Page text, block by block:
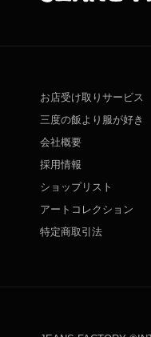
お店受け取りサービス
三度の飯より服が好き
会社概要
採用情報
ショップリスト
アートコレクション
特定商取引法